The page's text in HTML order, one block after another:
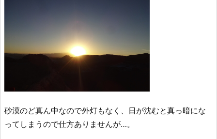
砂漠のど真ん中なので外灯もなく、日が沈むと真っ暗にな
ってしまうので仕方ありませんが…。